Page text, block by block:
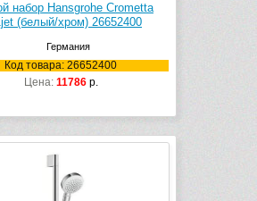
набор Hansgrohe Crometta
(белый/хром) 26652400
Германия
Код товара: 26652400
Цена: 11786р.